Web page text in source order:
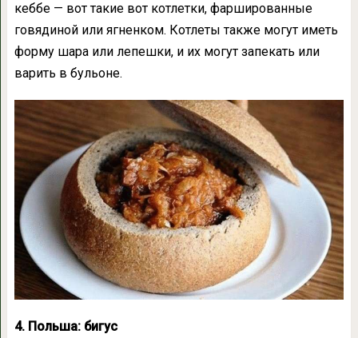
кеббе — вот такие вот котлетки, фаршированные
говядиной или ягненком. Котлеты также могут иметь
форму шара или лепешки, и их могут запекать или
варить в бульоне.
4. Польша: бигус